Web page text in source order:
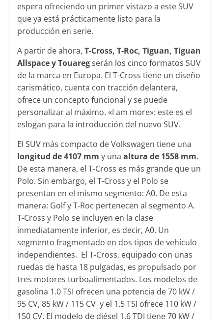
espera ofreciendo un primer vistazo a este SUV
que ya está prácticamente listo para la
producción en serie.
A partir de ahora, T-Cross, T-Roc, Tiguan, Tiguan
Allspace y Touaregserán los cinco formatos SUV
de la marca en Europa. El T-Cross tiene un diseño
carismático, cuenta con tracción delantera,
ofrece un concepto funcional y se puede
personalizar al máximo. «I am more»: este es el
eslogan para la introducción del nuevo SUV.
El SUV más compacto de Volkswagen tiene una
longitud de 4107 mm y una altura de 1558 mm.
De esta manera, el T-Cross es más grande que un
Polo. Sin embargo, el T-Cross y el Polo se
presentan en el mismo segmento: A0. De esta
manera: Golf y T-Roc pertenecen al segmento A.
T-Cross y Polo se incluyen en la clase
inmediatamente inferior, es decir, A0. Un
segmento fragmentado en dos tipos de vehículo
independientes. El T-Cross, equipado con unas
ruedas de hasta 18 pulgadas, es propulsado por
tres motores turboalimentados. Los modelos de
gasolina 1.0 TSI ofrecen una potencia de 70 kW /
95 CV, 85 kW / 115 CV y el 1.5 TSI ofrece 110 kW /
150 CV. El modelo de diésel 1.6 TDI tiene 70 kW /